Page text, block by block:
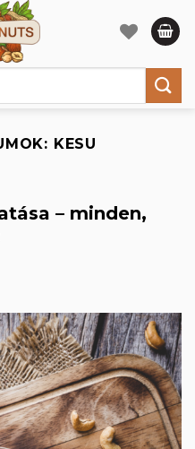
KESU
– minden,